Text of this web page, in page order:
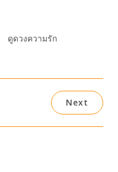
ดูดวงความรัก
Next